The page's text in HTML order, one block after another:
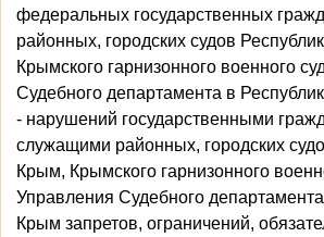
федеральных государственных
районных, городских судов
Крымского гарнизонного военного
Судебного департамента в
- нарушений государственными
служащими районных, городских
Крым, Крымского гарнизонного
Управления Судебного
Крым запретов, ограничений,